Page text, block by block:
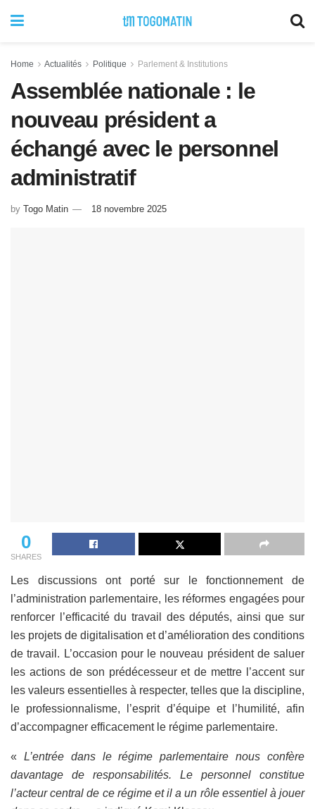
Home Actualités Politique Parlement & Institutions
Assemblée nationale : le
nouveau président a
échangé avec le personnel
administratif
by Togo Matin 18 novembre 2025
0
SHARES
Les discussions ont porté sur le fonctionnement de
l’administration parlementaire, les réformes engagées pour
renforcer l’efficacité du travail des députés, ainsi que sur
les projets de digitalisation et d’amélioration des conditions
de travail. L’occasion pour le nouveau président de saluer
les actions de son prédécesseur et de mettre l’accent sur
les valeurs essentielles à respecter, telles que la discipline,
le professionnalisme, l’esprit d’équipe et l’humilité, afin
d’accompagner efficacement le régime parlementaire.
« L’entrée dans le régime parlementaire nous confère
davantage de responsabilités. Le personnel constitue
l’acteur central de ce régime et il a un rôle essentiel à jouer